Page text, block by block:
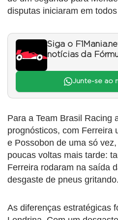
disputas iniciaram em
Siga o
notícias da
Junte-se ao
Para a Team Brasil Racing
prognósticos, com Ferreira
e Possobon de uma só
poucas voltas mais tarde:
Ferreira rodaram na saída
desgaste de pneus gritando.
As diferenças estratégicas